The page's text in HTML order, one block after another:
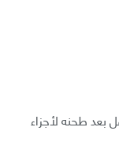
بعد طحنه لأجزاء